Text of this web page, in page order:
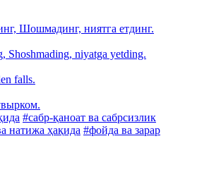
Шошмадинг, ниятга етдинг.
Shoshmading, niyatga yetding.
falls.
#сабр-қаноат ва сабрсизлик
натижа ҳақида #фойда ва зарар